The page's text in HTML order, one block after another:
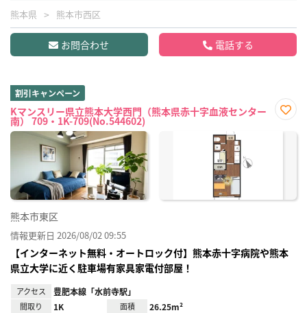
熊本県 熊本市西区
お問合わせ 電話する
割引キャンペーン
Kマンスリー県立熊本大学西門（熊本県赤十字血液センター
南） 709・1K-709(No.544602)
に入
熊本市東区
情報更新日 2026/08/02 09:55
【インターネット無料・オートロック付】熊本赤十字病院や熊本
県立大学に近く駐車場有家具家電付部屋！
アクセス 豊肥本線「水前寺駅」
間取り 1K 面積 26.25m²